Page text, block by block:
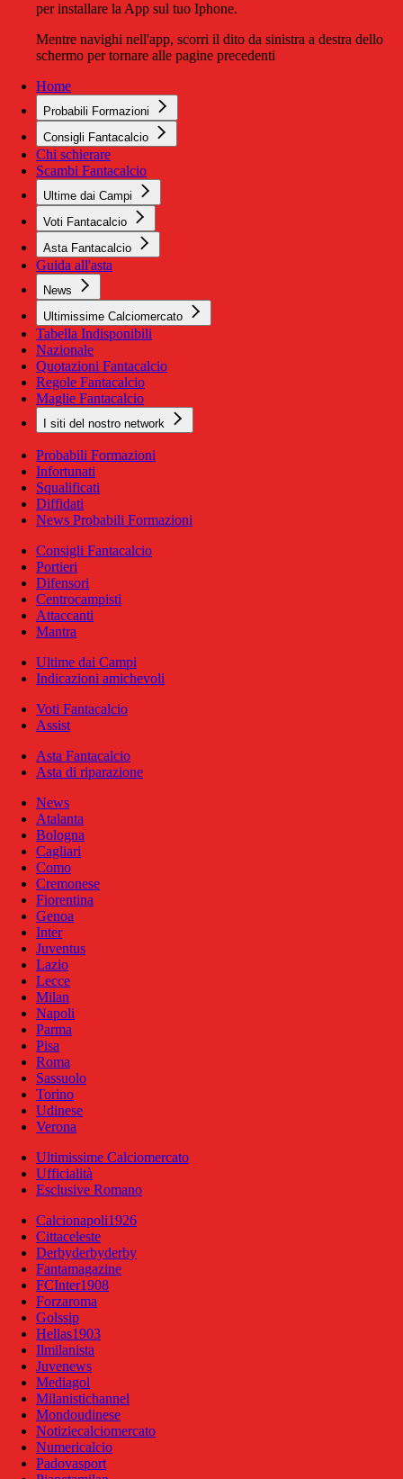
per installare la App sul tuo Iphone.
Mentre navighi nell'app, scorri il dito da sinistra a destra dello
schermo per tornare alle pagine precedenti
Home
Probabili Formazioni
Consigli Fantacalcio
Chi schierare
Scambi Fantacalcio
Ultime dai Campi
Voti Fantacalcio
Asta Fantacalcio
Guida all'asta
News
Ultimissime Calciomercato
Tabella Indisponibili
Nazionale
Quotazioni Fantacalcio
Regole Fantacalcio
Maglie Fantacalcio
I siti del nostro network
Probabili Formazioni
Infortunati
Squalificati
Diffidati
News Probabili Formazioni
Consigli Fantacalcio
Portieri
Difensori
Centrocampisti
Attaccanti
Mantra
Ultime dai Campi
Indicazioni amichevoli
Voti Fantacalcio
Assist
Asta Fantacalcio
Asta di riparazione
News
Atalanta
Bologna
Cagliari
Como
Cremonese
Fiorentina
Genoa
Inter
Juventus
Lazio
Lecce
Milan
Napoli
Parma
Pisa
Roma
Sassuolo
Torino
Udinese
Verona
Ultimissime Calciomercato
Ufficialità
Esclusive Romano
Calcionapoli1926
Cittaceleste
Derbyderbyderby
Fantamagazine
FCInter1908
Forzaroma
Golssip
Hellas1903
Ilmilanista
Juvenews
Mediagol
Milanistichannel
Mondoudinese
Notiziecalciomercato
Numericalcio
Padovasport